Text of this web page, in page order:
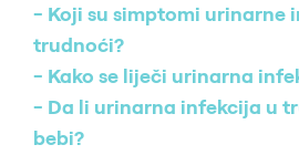
Koji su simptomi urinarne
trudnoći?
Kako se liječi urinarna
Da li urinarna infekcija u
bebi?